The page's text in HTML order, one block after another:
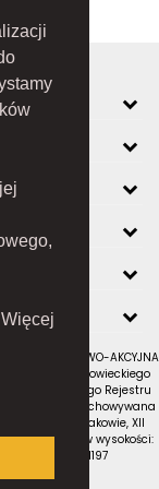
KOMANDYTOWO-AKCYJNA
ul. Wiśniowieckiego
Krajowego Rejestru
w którym przechowywana
w Krakowie, XII
zakładowy w wysokości:
REGON: 122671197